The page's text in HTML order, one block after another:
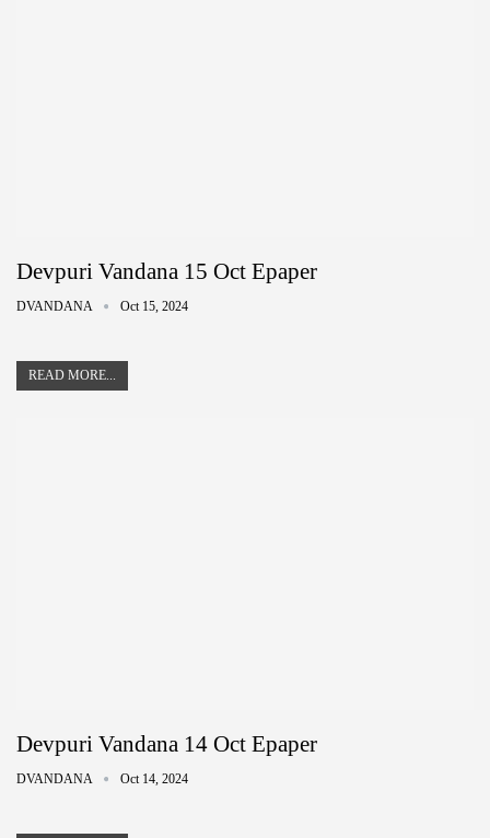
Devpuri Vandana 15 Oct Epaper
DVANDANA Oct 15, 2024
READ MORE...
Devpuri Vandana 14 Oct Epaper
DVANDANA Oct 14, 2024